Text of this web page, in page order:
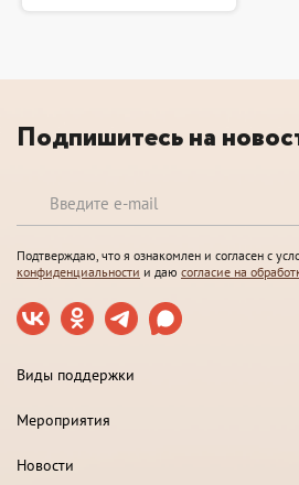
Подпишитесь на
Подтверждаю, что я ознакомлен и согласен с
конфиденциальности и даю согласие на
Виды поддержки
Мероприятия
Новости